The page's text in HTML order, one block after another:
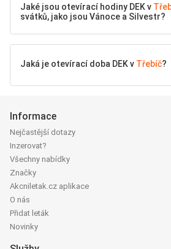
Jaké jsou otevírací hodiny DEK v
svátků, jako jsou Vánoce a Silvestr?
Jaká je otevírací doba DEK v Třebíč?
Informace
Nejčastější dotazy
Inzerovat?
Všechny nabídky
Značky
Akcniletak.cz aplikace
O nás
Přidat leták
Novinky